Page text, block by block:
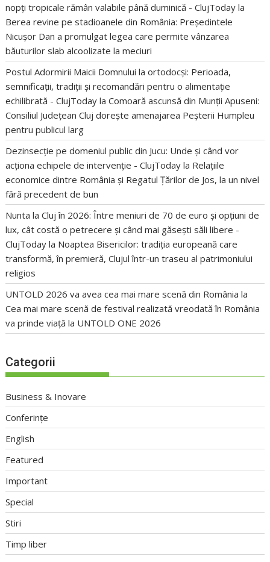
nopți tropicale rămân valabile până duminică - ClujToday la
Berea revine pe stadioanele din România: Președintele
Nicușor Dan a promulgat legea care permite vânzarea
băuturilor slab alcoolizate la meciuri
Postul Adormirii Maicii Domnului la ortodocși: Perioada,
semnificații, tradiții și recomandări pentru o alimentație
echilibrată - ClujToday laComoară ascunsă din Munții Apuseni:
Consiliul Județean Cluj dorește amenajarea Peșterii Humpleu
pentru publicul larg
Dezinsecție pe domeniul public din Jucu: Unde și când vor
acționa echipele de intervenție - ClujToday la Relațiile
economice dintre România și Regatul Țărilor de Jos, la un nivel
fără precedent de bun
Nunta la Cluj în 2026: Între meniuri de 70 de euro și opțiuni de
lux, cât costă o petrecere și când mai găsești săli libere -
ClujToday la Noaptea Bisericilor: tradiția europeană care
transformă, în premieră, Clujul într-un traseu al patrimoniului
religios
UNTOLD 2026 va avea cea mai mare scenă din România la
Cea mai mare scenă de festival realizată vreodată în România
va prinde viață la UNTOLD ONE 2026
Categorii
Business & Inovare
Conferințe
English
Featured
Important
Special
Stiri
Timp liber